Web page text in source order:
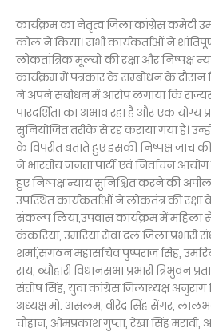
कार्यक्रम का नेतृत्व जिला कांग्रेस कमेटी
कोल ने किया। सभी कार्यकर्ताओं ने
लोकतांत्रिक मूल्यों की रक्षा और निष्पक्ष
कार्यक्रम में पत्रकार के सम्बोधन के दौरान
ने अपने संबोधन में आरोप लगाया कि
पारदर्शिता का अभाव रहा है और एक योग्य
सुनियोजित तरीके से रद्द कराया गया है।
के विपरीत बताते हुए इसकी निष्पक्ष जांच
ने भारतीय जनता पार्टी एवं निर्वाचन
हुए निष्पक्ष न्याय सुनिश्चित करने की
उपस्थित कार्यकर्ताओं ने लोकतंत्र की
संकल्प लिया,उपवास कार्यक्रम में महिला
कंकरिया, उमरिया सेवा दल जिला प्रभारी
शर्मा,संगठन महासचिव पुष्पराज सिंह,
राय, ब्यौहारी विधानसभा प्रभारी त्रिभुवन
संतोष सिंह, युवा कांग्रेस जिलाध्यक्ष
अध्यक्ष मो. असलम, वीरेंद्र सिंह सेंगर,
चौहान, ओमप्रकाश गुप्ता, रेखा सिंह मरावी,